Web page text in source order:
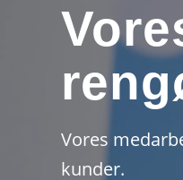
Vores
kunder.